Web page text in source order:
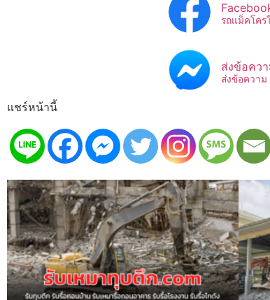
รถแม็คโคร
ส่งข้อคว
ส่งข้อความ
แชร์หน้านี้